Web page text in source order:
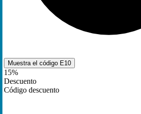
Muestra el código E10
15%
Descuento
Código descuento